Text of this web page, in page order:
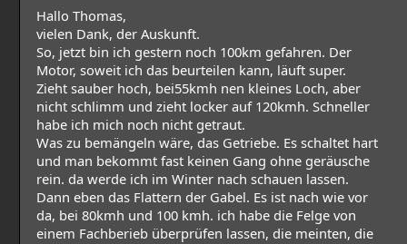
Hallo Thomas,
vielen Dank, der Auskunft.
So, jetzt bin ich gestern noch 100km gefahren. Der
Motor, soweit ich das beurteilen kann, läuft super.
Zieht sauber hoch, bei55kmh nen kleines Loch, aber
nicht schlimm und zieht locker auf 120kmh. Schneller
habe ich mich noch nicht getraut.
Was zu bemängeln wäre, das Getriebe. Es schaltet hart
und man bekommt fast keinen Gang ohne geräusche
rein. da werde ich im Winter nach schauen lassen.
Dann eben das Flattern der Gabel. Es ist nach wie vor
da, bei 80kmh und 100 kmh. ich habe die Felge von
einem Fachberieb überprüfen lassen, die meinten, die